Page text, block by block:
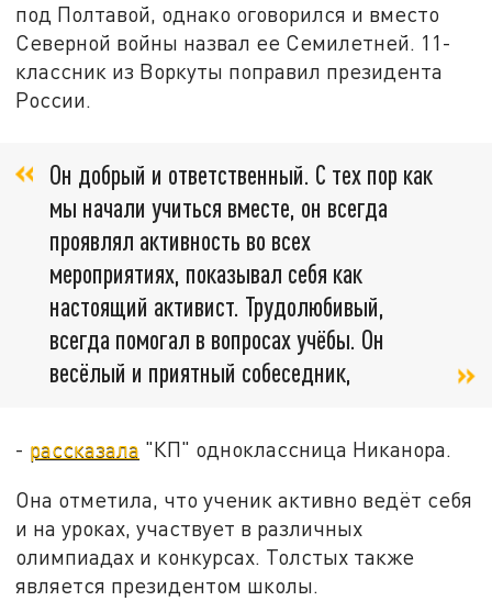
под Полтавой, однако оговорился и вместо
Северной войны назвал ее Семилетней. 11-
классник из Воркуты поправил президента
России.
Он добрый и ответственный. С тех пор как
мы начали учиться вместе, он всегда
проявлял активность во всех
мероприятиях, показывал себя как
настоящий активист. Трудолюбивый,
всегда помогал в вопросах учёбы. Он
весёлый и приятный собеседник,
- рассказала "КП" одноклассница Никанора.
Она отметила, что ученик активно ведёт себя
и на уроках, участвует в различных
олимпиадах и конкурсах. Толстых также
является президентом школы.